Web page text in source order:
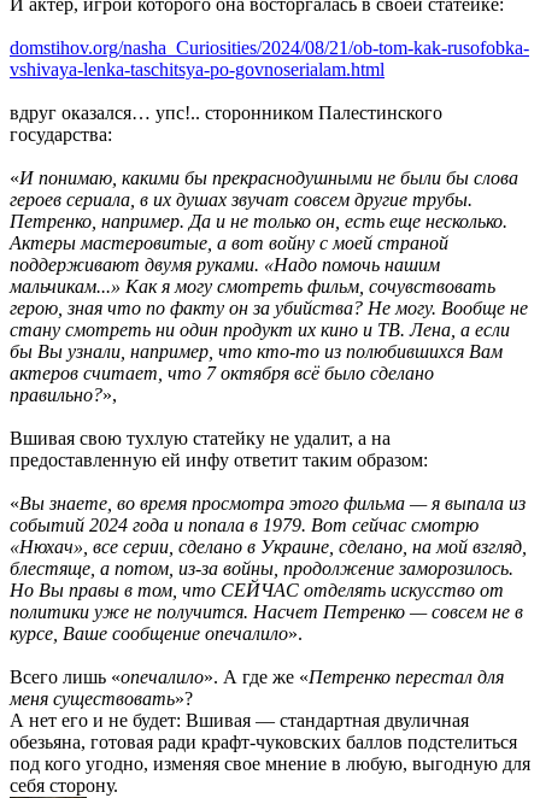
И актер, игрой которого она восторгалась в своей статейке:
domstihov.org/nasha_Curiosities/2024/08/21/ob-tom-kak-rusofobka-
vshivaya-lenka-taschitsya-po-govnoserialam.html
вдруг оказался… упс!.. сторонником Палестинского
государства:
«И понимаю, какими бы прекраснодушными не были бы слова
героев сериала, в их душах звучат совсем другие трубы.
Петренко, например. Да и не только он, есть еще несколько.
Актеры мастеровитые, а вот войну с моей страной
поддерживают двумя руками. «Надо помочь нашим
мальчикам...» Как я могу смотреть фильм, сочувствовать
герою, зная что по факту он за убийства? Не могу. Вообще не
стану смотреть ни один продукт их кино и ТВ. Лена, а если
бы Вы узнали, например, что кто-то из полюбившихся Вам
актеров считает, что 7 октября всё было сделано
правильно?»,
Вшивая свою тухлую статейку не удалит, а на
предоставленную ей инфу ответит таким образом:
«Вы знаете, во время просмотра этого фильма — я выпала из
событий 2024 года и попала в 1979. Вот сейчас смотрю
«Нюхач», все серии, сделано в Украине, сделано, на мой взгляд,
блестяще, а потом, из-за войны, продолжение заморозилось.
Но Вы правы в том, что СЕЙЧАС отделять искусство от
политики уже не получится. Насчет Петренко — совсем не в
курсе, Ваше сообщение опечалило».
Всего лишь «опечалило». А где же «Петренко перестал для
меня существовать»?
А нет его и не будет: Вшивая — стандартная двуличная
обезьяна, готовая ради крафт-чуковских баллов подстелиться
под кого угодно, изменяя свое мнение в любую, выгодную для
себя сторону.